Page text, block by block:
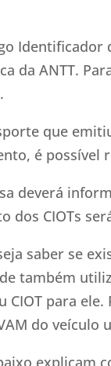
da ANTT.
que
é possível
deverá
dos CIOTs
saber se
também
para ele.
do veículo
explicam